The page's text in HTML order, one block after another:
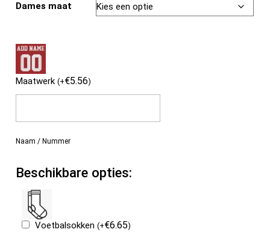
Dames maat
Maatwerk(+€5.56)
Naam / Nummer
Beschikbare opties:
Voetbalsokken(+€6.65)